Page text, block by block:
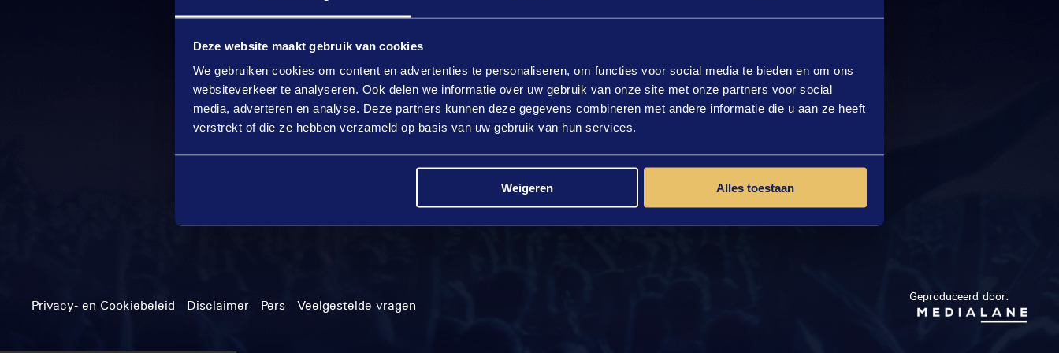
Deze website maakt gebruik van cookies
We gebruiken cookies om content en advertenties te personaliseren, om functies voor social media te bieden en om ons
websiteverkeer te analyseren. Ook delen we informatie over uw gebruik van onze site met onze partners voor social
media, adverteren en analyse. Deze partners kunnen deze gegevens combineren met andere informatie die u aan ze heeft
verstrekt of die ze hebben verzameld op basis van uw gebruik van hun services.
Weigeren Alles toestaan
Geproduceerd door:
Privacy- en Cookiebeleid Disclaimer Pers Veelgestelde vragen